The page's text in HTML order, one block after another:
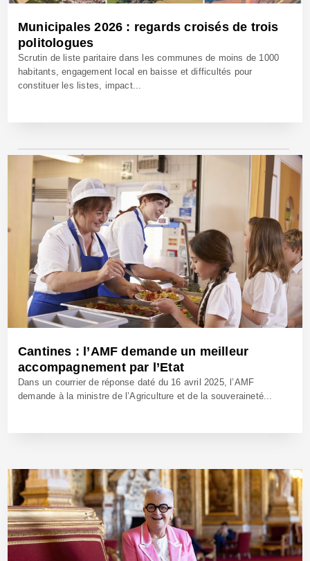
Municipales 2026 : regards croisés de trois
politologues
Scrutin de liste paritaire dans les communes de moins de 1000
habitants, engagement local en baisse et difficultés pour
constituer les listes, impact...
21 Juil 2025 - Réf: BW42741
Cantines : l’AMF demande un meilleur
accompagnement par l’Etat
Dans un courrier de réponse daté du 16 avril 2025, l’AMF
demande à la ministre de l’Agriculture et de la souveraineté...
29 Avr 2025 - Réf: BW42604